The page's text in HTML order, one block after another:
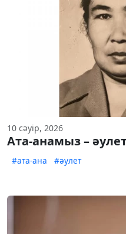
10 сәуір, 2026
Ата-анамыз –
#ата-ана #әулет